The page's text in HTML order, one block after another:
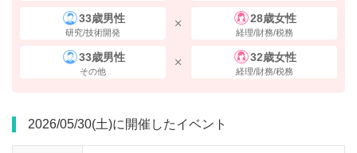
33歳男性
研究/技術開発
28歳女性
経理/財務/税務
33歳男性
その他
32歳女性
経理/財務/税務
2026/05/30(土)に開催したイベント